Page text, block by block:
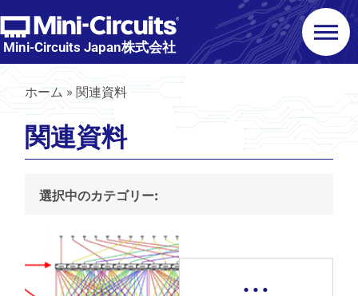
Mini-Circuits Japan株式会社
ホーム »関連資料
関連資料
選択中のカテゴリー: